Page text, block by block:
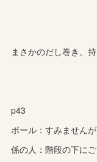
まさかのだし巻き。
p43
ポール：すみません
係の人：階段の下にご